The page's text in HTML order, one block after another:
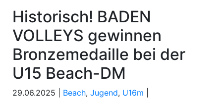
Historisch! BADEN
VOLLEYS gewinnen
Bronzemedaille bei der
U15 Beach-DM
29.06.2025 | Beach, Jugend, U16m